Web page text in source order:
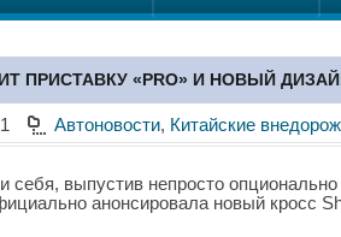
ПРИСТАВКУ «PRO» И НОВЫЙ
Автоновости, Китайские
себя, выпустив непросто
анонсировала новый кросс